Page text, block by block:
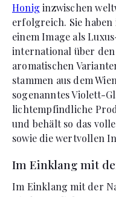
Honig inzwischen
erfolgreich. Sie
einem Image als
international über den
aromatischen
stammen aus dem
sogenanntes Violett-
lichtempfindliche
und behält so das
sowie die wertvollen
Im Einklang mit
Im Einklang mit der